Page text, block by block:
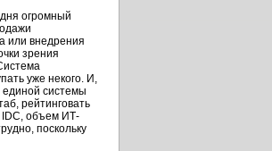
огромный
или внедрения
зрения
уже некого. И,
единой системы
рейтинговать
IDC, объем ИТ-
поскольку